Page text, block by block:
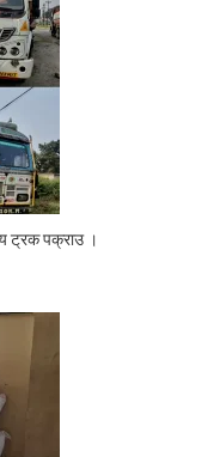
ट्रक पक्राउ ।